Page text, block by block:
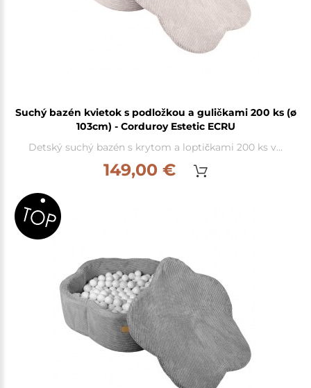
Suchý bazén kvietok s podložkou a guličkami 200 ks (ø
103cm) - Corduroy Estetic ECRU
Detský suchý bazén s krytom a loptičkami 200 ks v...
149,00 €